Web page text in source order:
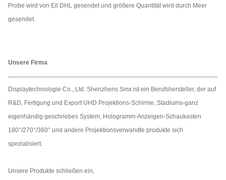
Probe wird von Eil DHL gesendet und größere Quantität wird durch Meer
gesendet.
Unsere Firma
Displaytechnologie Co., Ltd. Shenzhens Smx ist ein Berufshersteller, der auf
R&D, Fertigung und Export UHD Projektions-Schirme, Stadiums-ganz
eigenhändig geschriebes System, Hologramm-Anzeigen-Schaukasten
180°/270°/360° und andere Projektionsverwandte produkte sich
spezialisiert.
Unsere Produkte schließen ein,